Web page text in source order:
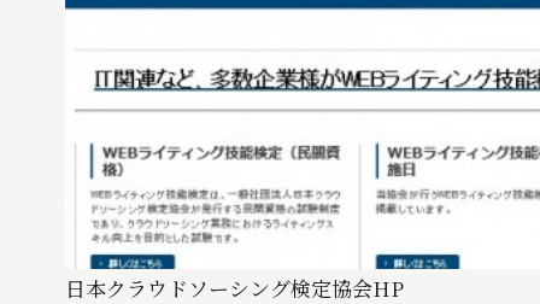
日本クラウドソーシング検定協会HP